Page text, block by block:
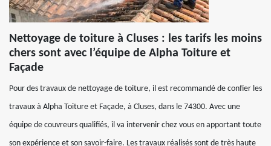
Nettoyage de toiture à Cluses : les tarifs les moins
chers sont avec l’équipe de Alpha Toiture et
Façade
Pour des travaux de nettoyage de toiture, il est recommandé de confier les
travaux à Alpha Toiture et Façade, à Cluses, dans le 74300. Avec une
équipe de couvreurs qualifiés, il va intervenir chez vous en apportant toute
son expérience et son savoir-faire. Les travaux réalisés sont de très haute